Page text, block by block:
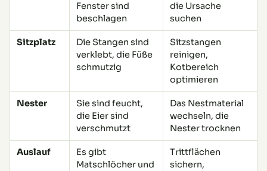
Fenster sind
beschlagen
die Ursache
suchen
Sitzplatz
Die Stangen sind
verklebt, die Füße
schmutzig
Sitzstangen
reinigen,
Kotbereich
optimieren
Nester
Sie sind feucht,
die Eier sind
verschmutzt
Das Nestmaterial
wechseln, die
Nester trocknen
Auslauf
Es gibt
Matschlöcher und
Trittflächen
sichern,